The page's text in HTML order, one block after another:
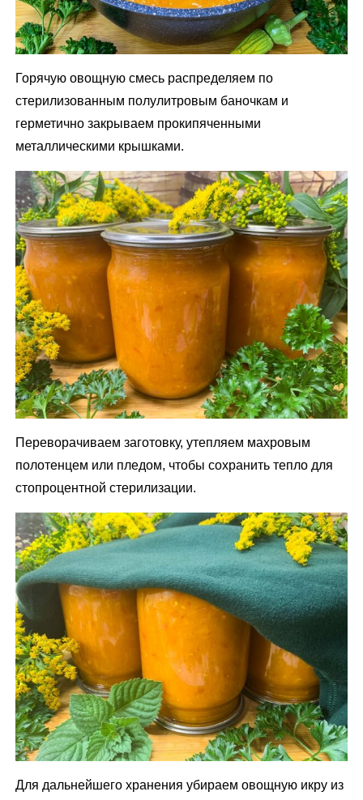
Горячую овощную смесь распределяем по
стерилизованным полулитровым баночкам и
герметично закрываем прокипяченными
металлическими крышками.
Переворачиваем заготовку, утепляем махровым
полотенцем или пледом, чтобы сохранить тепло для
стопроцентной стерилизации.
Для дальнейшего хранения убираем овощную икру из